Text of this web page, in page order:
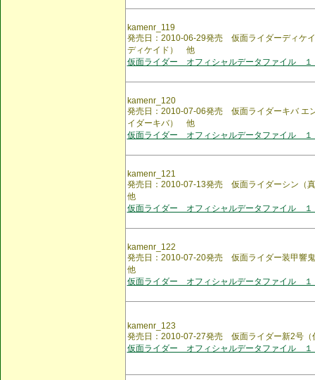
kamenr_119
発売日：2010-06-29発売 仮面ライダーディケ
ディケイド） 他
仮面ライダー オフィシャルデータファイル １
kamenr_120
発売日：2010-07-06発売 仮面ライダーキバ エ
イダーキバ） 他
仮面ライダー オフィシャルデータファイル １
kamenr_121
発売日：2010-07-13発売 仮面ライダーシン（
他
仮面ライダー オフィシャルデータファイル １
kamenr_122
発売日：2010-07-20発売 仮面ライダー装甲響
他
仮面ライダー オフィシャルデータファイル １
kamenr_123
発売日：2010-07-27発売 仮面ライダー新2号
仮面ライダー オフィシャルデータファイル １